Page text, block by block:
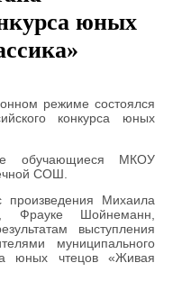
юных
режиме состоялся
конкурса юных
обучающиеся МКОУ
СОШ.
произведения Михаила
Фрауке Шойнеманн,
выступления
муниципального
юных чтецов «Живая